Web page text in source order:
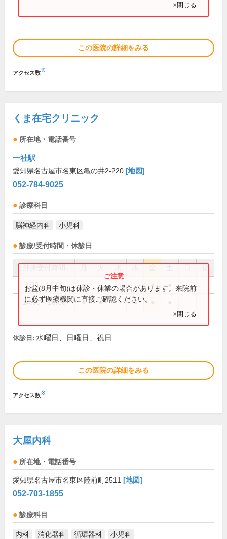
×閉じる
この医院の詳細をみる
アクセス数※
くま在宅クリニック
所在地・電話番号
一社駅
愛知県名古屋市名東区亀の井2-220 [地図]
052-784-9025
診療科目
脳神経内科 小児科
診療/受付時間・休診日
祝
9:00～12:00 ● ●
14:00～18:00 ● ● ●
お盆(8月中旬)は休診・休業の場合があります。来院前
に必ず医療機関に直接ご確認ください。
×閉じる
休診日: 水曜日、日曜日、祝日
この医院の詳細をみる
アクセス数※
大屋内科
所在地・電話番号
愛知県名古屋市名東区陸前町2511 [地図]
052-703-1855
診療科目
内科 消化器科 循環器科 小児科